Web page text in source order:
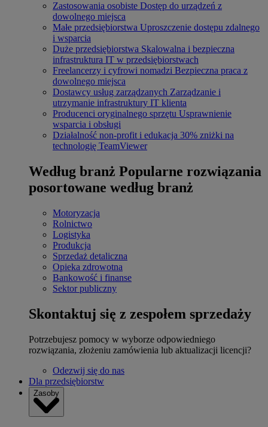
Zastosowania osobiste Dostęp do urządzeń z
dowolnego miejsca
Małe przedsiębiorstwa Uproszczenie dostępu zdalnego
i wsparcia
Duże przedsiębiorstwa Skalowalna i bezpieczna
infrastruktura IT w przedsiębiorstwach
Freelancerzy i cyfrowi nomadzi Bezpieczna praca z
dowolnego miejsca
Dostawcy usług zarządzanych Zarządzanie i
utrzymanie infrastruktury IT klienta
Producenci oryginalnego sprzętu Usprawnienie
wsparcia i obsługi
Działalność non-profit i edukacja 30% zniżki na
technologię TeamViewer
Według branż Popularne rozwiązania
posortowane według branż
Motoryzacja
Rolnictwo
Logistyka
Produkcja
Sprzedaż detaliczna
Opieka zdrowotna
Bankowość i finanse
Sektor publiczny
Skontaktuj się z zespołem sprzedaży
Potrzebujesz pomocy w wyborze odpowiedniego
rozwiązania, złożeniu zamówienia lub aktualizacji licencji?
Odezwij się do nas
Dla przedsiębiorstw
Zasoby